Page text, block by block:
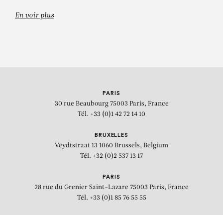
En voir plus
PARIS
30 rue Beaubourg 75003 Paris, France
Tél. +33 (0)1 42 72 14 10
BRUXELLES
Veydtstraat 13 1060 Brussels, Belgium
Tél. +32 (0)2 537 13 17
PARIS
28 rue du Grenier Saint-Lazare 75003 Paris, France
Tél. +33 (0)1 85 76 55 55